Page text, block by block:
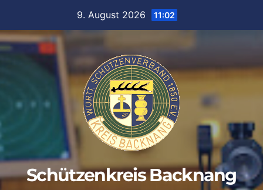
springen
9. August 2026 11:02
Schützenkreis Backnang